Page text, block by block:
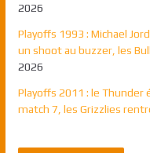
2026
Playoffs 1993 : Michael
un shoot au buzzer, les
2026
Playoffs 2011 : le Thunder
match 7, les Grizzlies